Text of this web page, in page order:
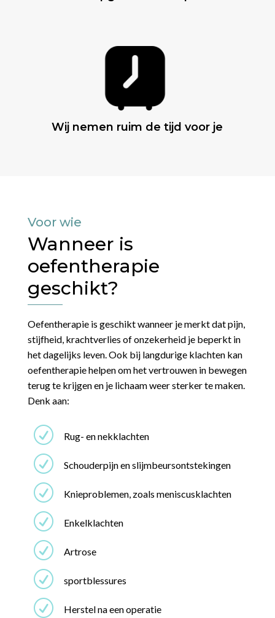
Wij nemen ruim de tijd voor je
Voor wie
Wanneer is
oefentherapie
geschikt?
Oefentherapie is geschikt wanneer je merkt dat pijn,
stijfheid, krachtverlies of onzekerheid je beperkt in
het dagelijks leven. Ook bij langdurige klachten kan
oefentherapie helpen om het vertrouwen in bewegen
terug te krijgen en je lichaam weer sterker te maken.
Denk aan:
R Rug- en nekklachten
R Schouderpijn en slijmbeursontstekingen
R Knieproblemen, zoals meniscusklachten
R Enkelklachten
R Artrose
R sportblessures
R Herstel na een operatie